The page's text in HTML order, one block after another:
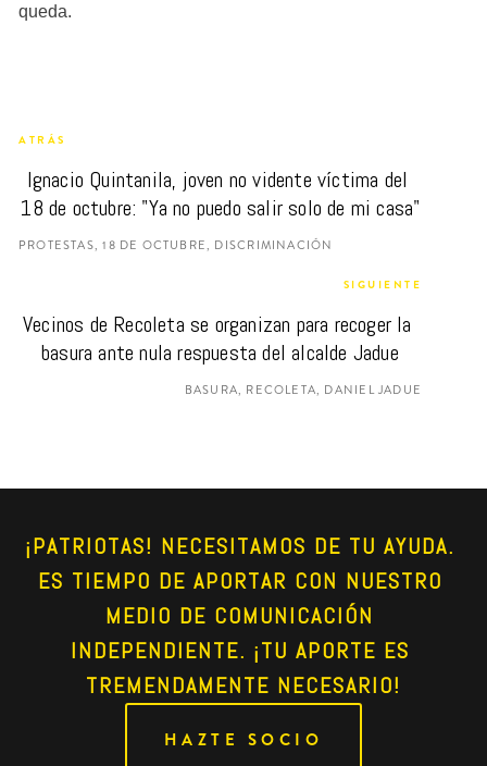
queda.
ATRÁS
Ignacio Quintanila, joven no vidente víctima del
18 de octubre: "Ya no puedo salir solo de mi casa"
PROTESTAS, 18 DE OCTUBRE, DISCRIMINACIÓN
SIGUIENTE
Vecinos de Recoleta se organizan para recoger la
basura ante nula respuesta del alcalde Jadue
BASURA, RECOLETA, DANIEL JADUE
¡PATRIOTAS! NECESITAMOS DE TU AYUDA.
ES TIEMPO DE APORTAR CON NUESTRO
MEDIO DE COMUNICACIÓN
INDEPENDIENTE. ¡TU APORTE ES
TREMENDAMENTE NECESARIO!
HAZTE SOCIO